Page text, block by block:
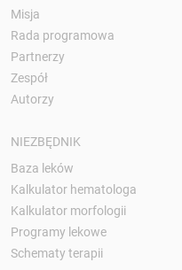
Misja
Rada programowa
Partnerzy
Zespół
Autorzy
NIEZBĘDNIK
Baza leków
Kalkulator hematologa
Kalkulator morfologii
Programy lekowe
Schematy terapii